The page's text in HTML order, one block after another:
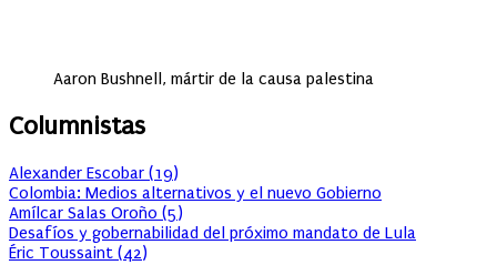
Aaron Bushnell, mártir de la causa palestina
Columnistas
Alexander Escobar (19)
Colombia: Medios alternativos y el nuevo Gobierno
Amílcar Salas Oroño (5)
Desafíos y gobernabilidad del próximo mandato de Lula
Éric Toussaint (42)